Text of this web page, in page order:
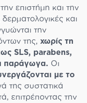
επιστήμη και την
δερματολογικές και
την
της, χωρίς τη
SLS, parabens,
παράγωγα. Οι
με το
της συστατικά
επιτρέποντας την